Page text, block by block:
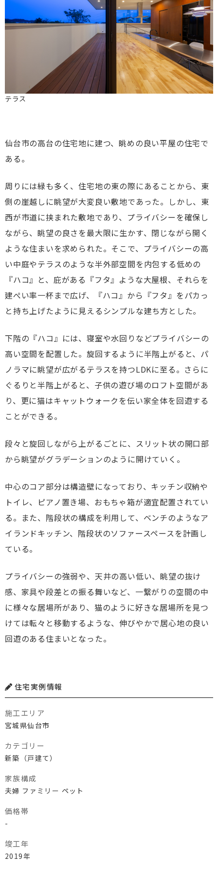
テラス
仙台市の高台の住宅地に建つ、眺めの良い平屋の住宅で
ある。
周りには緑も多く、住宅地の東の際にあることから、東
側の崖越しに眺望が大変良い敷地であった。しかし、東
西が市道に挟まれた敷地であり、プライバシーを確保し
ながら、眺望の良さを最大限に生かす、閉じながら開く
ような住まいを求められた。そこで、プライバシーの高
い中庭やテラスのような半外部空間を内包する低めの
『ハコ』と、庇がある『フタ』ような大屋根、それらを
建ぺい率一杯まで広げ、『ハコ』から『フタ』をパカっ
と持ち上げたように見えるシンプルな建ち方とした。
下階の『ハコ』には、寝室や水回りなどプライバシーの
高い空間を配置した。旋回するように半階上がると、パ
ノラマに眺望が広がるテラスを持つLDKに至る。さらに
ぐるりと半階上がると、子供の遊び場のロフト空間があ
り、更に猫はキャットウォークを伝い家全体を回遊する
ことができる。
段々と旋回しながら上がるごとに、スリット状の開口部
から眺望がグラデーションのように開けていく。
中心のコア部分は構造壁になっており、キッチン収納や
トイレ、ピアノ置き場、おもちゃ箱が適宜配置されてい
る。また、階段状の構成を利用して、ベンチのようなア
イランドキッチン、階段状のソファースペースを計画し
ている。
プライバシーの強弱や、天井の高い低い、眺望の抜け
感、家具や段差との振る舞いなど、一繋がりの空間の中
に様々な居場所があり、猫のように好きな居場所を見つ
けては転々と移動するような、伸びやかで居心地の良い
回遊のある住まいとなった。
住宅実例情報
施工エリア
宮城県仙台市
カテゴリー
新築（戸建て）
家族構成
夫婦 ファミリー ペット
価格帯
-
竣工年
2019年